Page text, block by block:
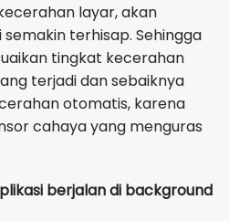
layar, akan
terhisap. Sehingga
tingkat kecerahan
terjadi dan sebaiknya
otomatis, karena
cahaya yang menguras
berjalan di background